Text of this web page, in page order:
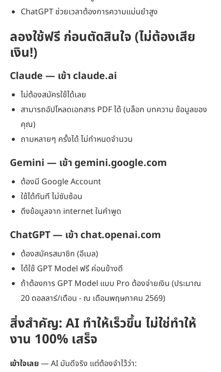
ChatGPT ช่วยเวลาต้องการความแม่นยำสูง
ลองใช้ฟรี ก่อนตัดสินใจ (ไม่ต้องเสีย
เงิน!)
Claude — เข้า claude.ai
ไม่ต้องสมัครใช้ได้เลย
สามารถอัปโหลดเอกสาร PDF ได้ (บล็อก บทความ ข้อมูลของ
คุณ)
ถามหลายๆ ครั้งได้ ไม่กำหนดจำนวน
Gemini — เข้า gemini.google.com
ต้องมี Google Account
ใช้ได้ทันที ไม่ซับซ้อน
ดึงข้อมูลจาก internet ในคำพูด
ChatGPT— เข้า chat.openai.com
ต้องสมัครสมาชิก (อีเมล)
ได้ใช้ GPT Model ฟรี ค่อนข้างดี
ถ้าต้องการ GPT Model แบบ Pro ต้องจ่ายเงิน (ประมาณ
20 ดอลลาร์/เดือน - ณ เดือนพฤษภาคม 2569)
สิ่งสำคัญ: AI ทำให้เร็วขึ้น ไม่ใช่ทำให้
งาน 100% เสร็จ
เข้าใจเลย — AI มันดีจริง แต่ต้องจำไว้ว่า: